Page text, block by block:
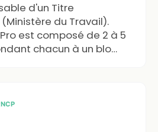
d'un Titre
du Travail).
est composé de 2 à 5
chacun à un blo…